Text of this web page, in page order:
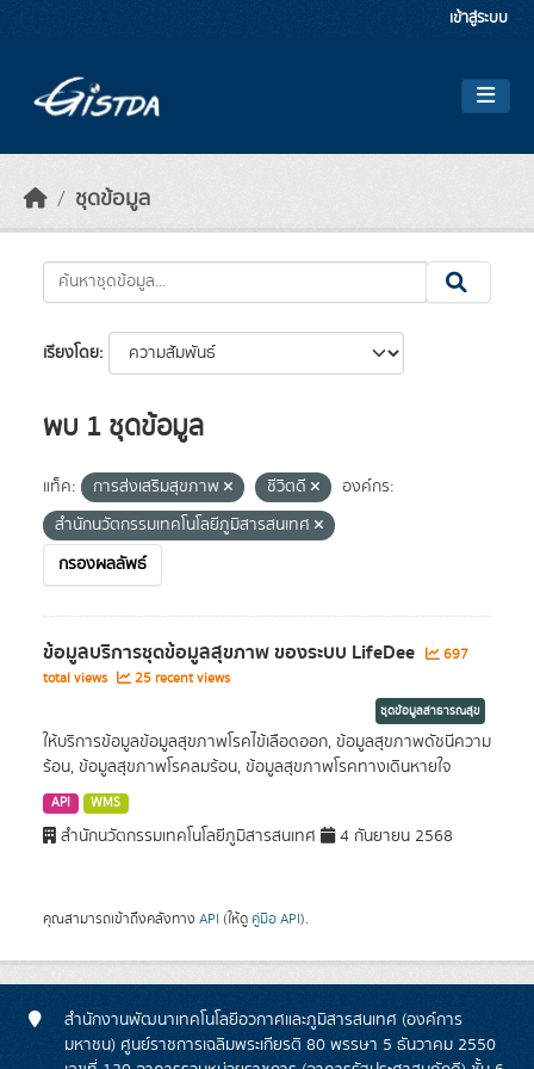
เข้าสู่ระบบ
ชุดข้อมูล
เรียงโดย
พบ 1 ชุดข้อมูล
แท็ค: การส่งเสริมสุขภาพ ชีวิตดี
องค์กร:
สำนักนวัตกรรมเทคโนโลยีภูมิสารสนเทศ
กรองผลลัพธ์
ข้อมูลบริการชุดข้อมูลสุขภาพ ของระบบ LifeDee
697
total views
25 recent views
ชุดข้อมูลสาธารณสุข
ให้บริการข้อมูลข้อมูลสุขภาพโรคไข้เลือดออก, ข้อมูลสุขภาพดัชนีความ
ร้อน, ข้อมูลสุขภาพโรคลมร้อน, ข้อมูลสุขภาพโรคทางเดินหายใจ
API WMS
สำนักนวัตกรรมเทคโนโลยีภูมิสารสนเทศ 4 กันยายน 2568
คุณสามารถเข้าถึงคลังทาง API (ให้ดู คู่มือ API).
สำนักงานพัฒนาเทคโนโลยีอวกาศและภูมิสารสนเทศ (องค์การ
มหาชน) ศูนย์ราชการเฉลิมพระเกียรติ 80 พรรษา 5 ธันวาคม 2550